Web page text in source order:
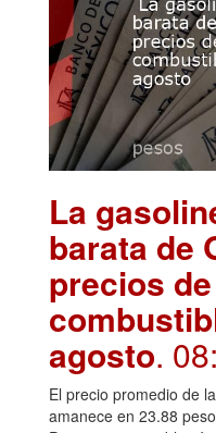
La
barata de
precios
agosto.
El precio promedio de
amanece en 23.88